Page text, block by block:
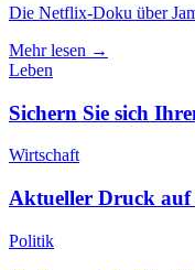
Die Netflix-Doku über
Mehr lesen →
Leben
Sichern Sie sich
Wirtschaft
Aktueller Druck
Politik